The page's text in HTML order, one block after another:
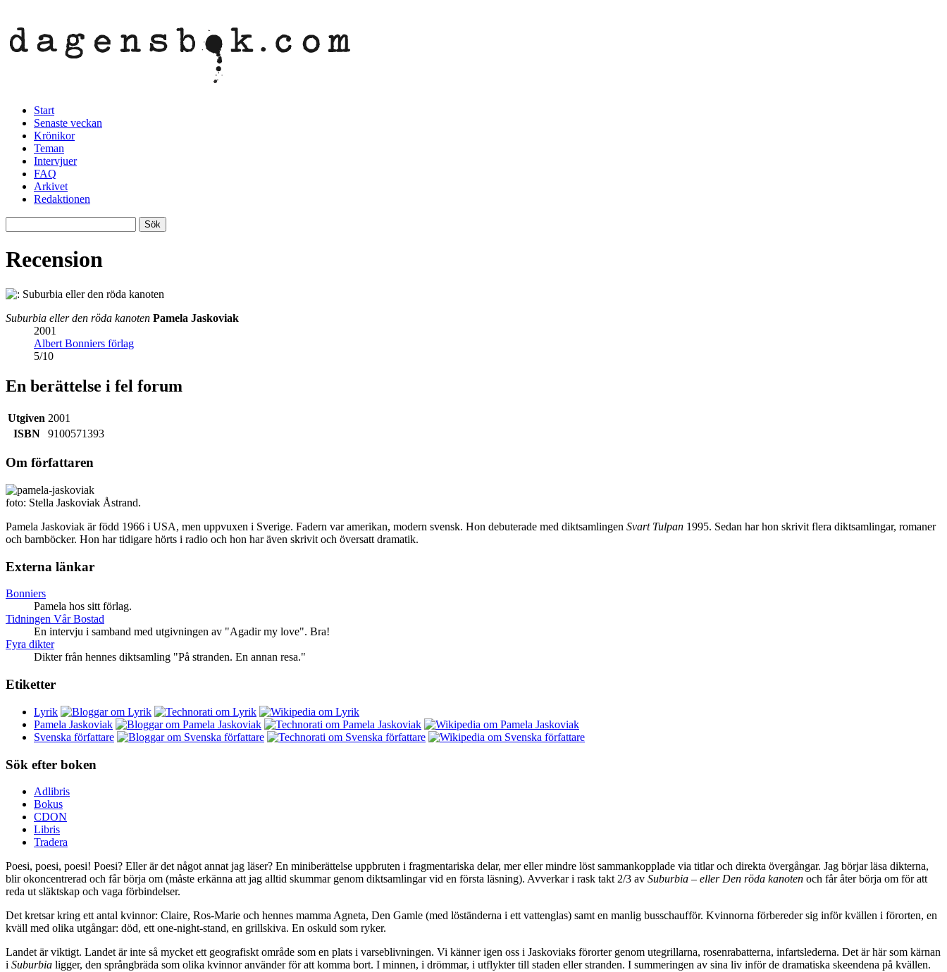
Start
Senaste veckan
Krönikor
Teman
Intervjuer
FAQ
Arkivet
Redaktionen
Recension
Suburbia eller den röda kanoten Pamela Jaskoviak
2001
Albert Bonniers förlag
5/10
En berättelse i fel forum
Utgiven 2001
ISBN
9100571393
Om författaren
foto: Stella Jaskoviak Åstrand.
Pamela Jaskoviak är född 1966 i USA, men uppvuxen i Sverige. Fadern var amerikan, modern svensk. Hon debuterade med diktsamlingen Svart Tulpan 1995. Sedan har hon skrivit flera diktsamlingar, romaner
och barnböcker. Hon har tidigare hörts i radio och hon har även skrivit och översatt dramatik.
Externa länkar
Bonniers
Pamela hos sitt förlag.
Tidningen Vår Bostad
En intervju i samband med utgivningen av "Agadir my love". Bra!
Fyra dikter
Dikter från hennes diktsamling "På stranden. En annan resa."
Etiketter
Lyrik
Pamela Jaskoviak
Svenska författare
Sök efter boken
Adlibris
Bokus
CDON
Libris
Tradera
Poesi, poesi, poesi! Poesi? Eller är det något annat jag läser? En miniberättelse uppbruten i fragmentariska delar, mer eller mindre löst sammankopplade via titlar och direkta övergångar. Jag börjar läsa dikterna,
blir okoncentrerad och får börja om (måste erkänna att jag alltid skummar genom diktsamlingar vid en första läsning). Avverkar i rask takt 2/3 av Suburbia – eller Den röda kanoten och får åter börja om för att
reda ut släktskap och vaga förbindelser.
Det kretsar kring ett antal kvinnor: Claire, Ros-Marie och hennes mamma Agneta, Den Gamle (med löständerna i ett vattenglas) samt en manlig busschaufför. Kvinnorna förbereder sig inför kvällen i förorten, en
kväll med olika utgångar: död, ett one-night-stand, en grillskiva. En oskuld som ryker.
Landet är viktigt. Landet är inte så mycket ett geografiskt område som en plats i varseblivningen. Vi känner igen oss i Jaskoviaks förorter genom utegrillarna, rosenrabatterna, infartslederna. Det är här som kärnan
i Suburbia ligger, den språngbräda som olika kvinnor använder för att komma bort. I minnen, i drömmar, i utflykter till staden eller stranden. I summeringen av sina liv inför de dramatiska skeendena på kvällen.